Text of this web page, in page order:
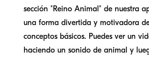
sección "Reino Animal" de nuestra
una forma divertida y motivadora
conceptos básicos. Puedes ver un
haciendo un sonido de animal y